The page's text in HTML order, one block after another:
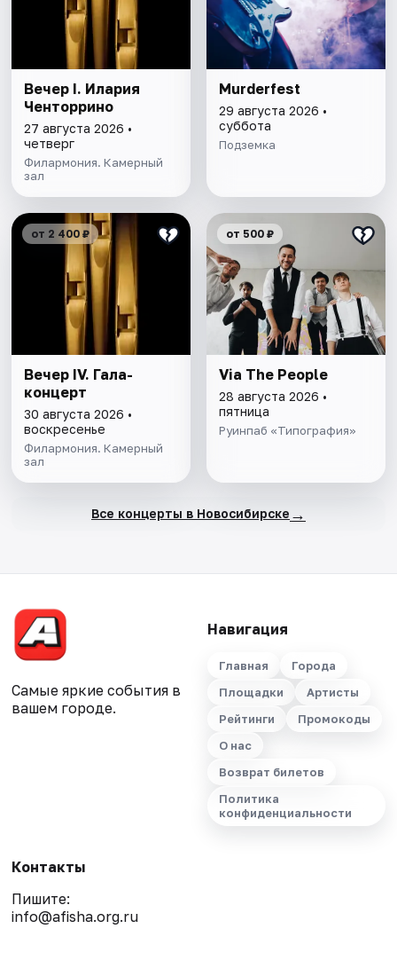
Вечер I. Илария
Ченторрино
27 августа 2026 •
четверг
Филармония. Камерный
зал
Murderfest
29 августа 2026 •
суббота
Подземка
от 2 400 ₽
Вечер IV. Гала-
концерт
30 августа 2026 •
воскресенье
Филармония. Камерный
зал
от 500 ₽
Via The People
28 августа 2026 •
пятница
Руинпаб «Типография»
Все концерты в Новосибирске →
Самые яркие события в
вашем городе.
Навигация
Главная
Города
Площадки
Артисты
Рейтинги
Промокоды
О нас
Возврат билетов
Политика
конфиденциальности
Контакты
Пишите:
info@afisha.org.ru